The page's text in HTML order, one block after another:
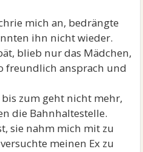
mich an, bedrängte
ihn nicht wieder.
blieb nur das Mädchen,
freundlich ansprach und
zum geht nicht mehr,
die Bahnhaltestelle.
sie nahm mich mit zu
meinen Ex zu